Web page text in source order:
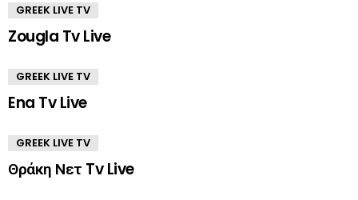
GREEK LIVE TV
Zougla Tv Live
GREEK LIVE TV
Ena Tv Live
GREEK LIVE TV
Θράκη Νετ Tv Live